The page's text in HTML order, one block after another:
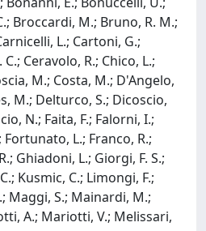
Broccardi, M.; Bruno, R. M.;
L.; Cartoni, G.;
Ceravolo, R.; Chico, L.;
M.; Costa, M.; D'Angelo,
M.; Delturco, S.; Dicoscio,
N.; Faita, F.; Falorni, I.;
Fortunato, L.; Franco, R.;
Ghiadoni, L.; Giorgi, F. S.;
Kusmic, C.; Limongi, F.;
Maggi, S.; Mainardi, M.;
A.; Mariotti, V.; Melissari,